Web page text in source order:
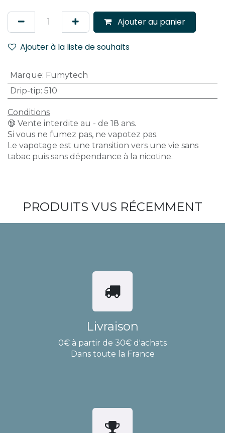
Ajouter au panier
Ajouter à la liste de souhaits
Marque: Fumytech
Drip-tip: 510
Conditions
🔞 Vente interdite au - de 18 ans.
Si vous ne fumez pas, ne vapotez pas.
Le vapotage est une transition vers une vie sans
tabac puis sans dépendance à la nicotine.
PRODUITS VUS RÉCEMMENT
Livraison
0€ à partir de 30€ d'achats
Dans toute la France